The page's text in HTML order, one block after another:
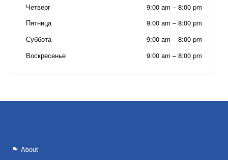
Четверг
9:00 am –8:00 pm
Пятница
9:00 am –8:00 pm
Суббота
9:00 am –8:00 pm
Воскресенье
9:00 am –8:00 pm
About